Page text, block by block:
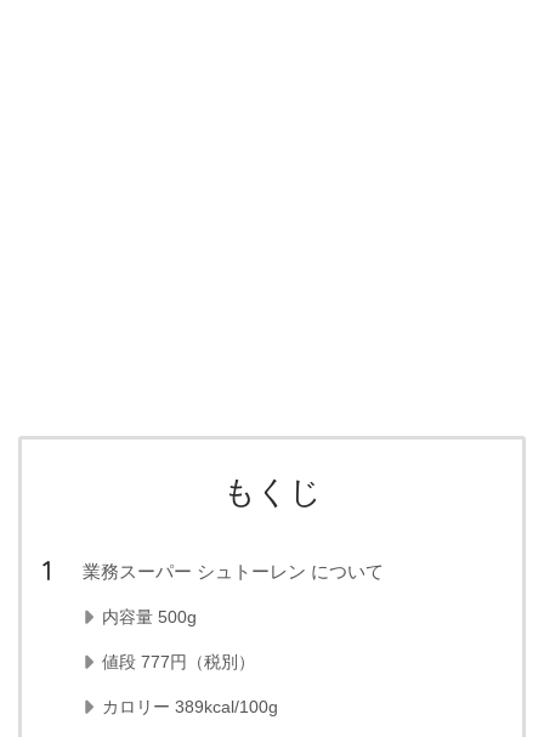
もくじ
業務スーパー シュトーレン について
内容量 500g
値段 777円（税別）
カロリー 389kcal/100g